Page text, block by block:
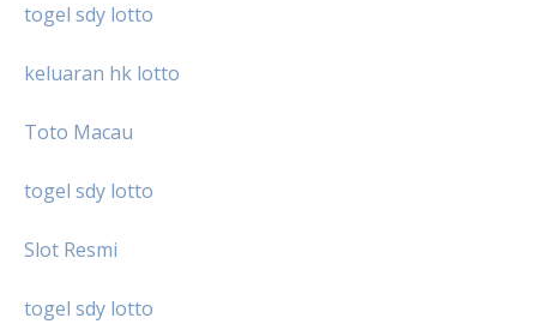
togel sdy lotto
keluaran hk lotto
Toto Macau
togel sdy lotto
Slot Resmi
togel sdy lotto